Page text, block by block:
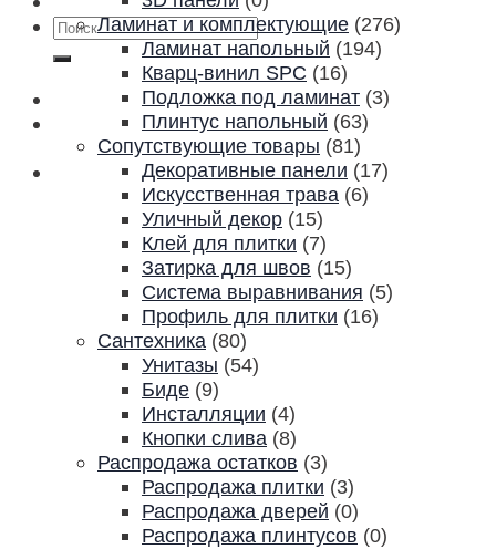
Искать:Ламинат и комплектующие (276)
Ламинат напольный (194)
Кварц-винил SPC (16)
Подложка под ламинат (3)
Плинтус напольный (63)
Сопутствующие товары (81)
Декоративные панели (17)
Искусственная трава (6)
Уличный декор (15)
Клей для плитки (7)
Затирка для швов (15)
Система выравнивания (5)
Профиль для плитки (16)
Сантехника (80)
Унитазы (54)
Биде (9)
Инсталляции (4)
Кнопки слива (8)
Распродажа остатков (3)
Распродажа плитки (3)
Распродажа дверей (0)
Распродажа плинтусов (0)